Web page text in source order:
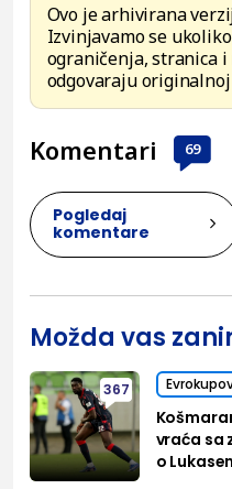
Ovo je arhivirana
Izvinjavamo se
ograničenja, stranica
odgovaraju
Komentari 69
Pogledaj
komentare
Možda vas
367
vraća sa
o